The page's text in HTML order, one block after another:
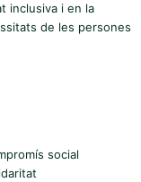
inclusiva i en la
de les persones
social